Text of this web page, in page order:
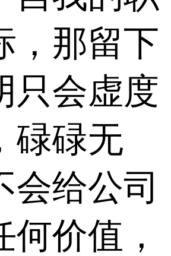
，那留下
只会虚度
碌碌无
会给公司
何价值，